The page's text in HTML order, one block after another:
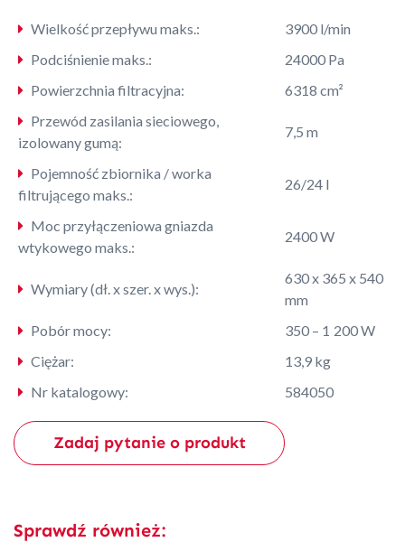
Wielkość przepływu maks.:
3900 l/min
Podciśnienie maks.:
24000 Pa
Powierzchnia filtracyjna:
6318 cm²
Przewód zasilania sieciowego,
izolowany gumą:
7,5 m
Pojemność zbiornika / worka
filtrującego maks.:
26/24 l
Moc przyłączeniowa gniazda
wtykowego maks.:
2400 W
Wymiary (dł. x szer. x wys.):
630 x 365 x 540
mm
Pobór mocy:
350 – 1 200 W
Ciężar:
13,9 kg
Nr katalogowy:
584050
Zadaj pytanie o produkt
Sprawdź również: